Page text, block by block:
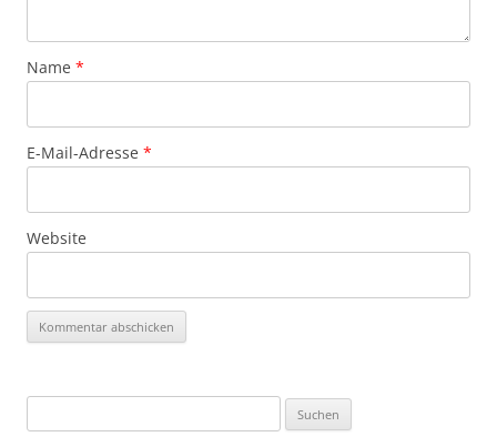
Name *
E-Mail-Adresse *
Website
nach: